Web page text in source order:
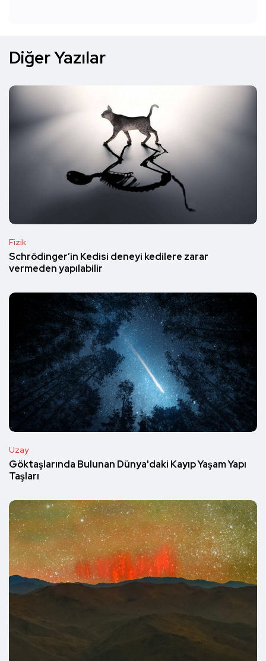
Diğer Yazılar
Fizik
Schrödinger’in Kedisi deneyi kedilere zarar
vermeden yapılabilir
Uzay
Göktaşlarında Bulunan Dünya'daki Kayıp Yaşam Yapı
Taşları